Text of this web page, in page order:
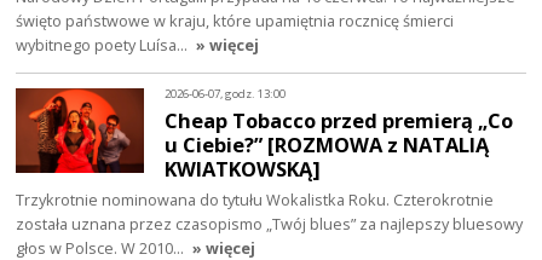
święto państwowe w kraju, które upamiętnia rocznicę śmierci
wybitnego poety Luísa… » więcej
2026-06-07, godz. 13:00
Cheap Tobacco przed premierą „Co
u Ciebie?” [ROZMOWA z NATALIĄ
KWIATKOWSKĄ]
Trzykrotnie nominowana do tytułu Wokalistka Roku. Czterokrotnie
została uznana przez czasopismo „Twój blues” za najlepszy bluesowy
głos w Polsce. W 2010… » więcej